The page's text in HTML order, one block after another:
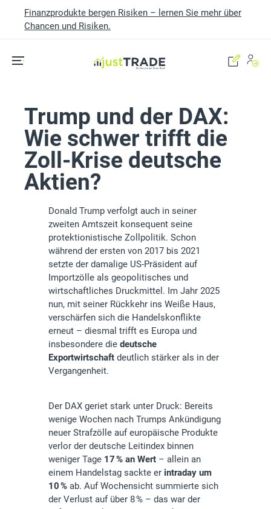
Finanzprodukte bergen Risiken – lernen Sie mehr über
Chancen und Risiken.
Trump und der DAX:
Wie schwer trifft die
Zoll-Krise deutsche
Aktien?
Donald Trump verfolgt auch in seiner
zweiten Amtszeit konsequent seine
protektionistische Zollpolitik. Schon
während der ersten von 2017 bis 2021
setzte der damalige US-Präsident auf
Importzölle als geopolitisches und
wirtschaftliches Druckmittel. Im Jahr 2025
nun, mit seiner Rückkehr ins Weiße Haus,
verschärfen sich die Handelskonflikte
erneut – diesmal trifft es Europa und
insbesondere die deutsche
Exportwirtschaft deutlich stärker als in der
Vergangenheit.
Der DAX geriet stark unter Druck: Bereits
wenige Wochen nach Trumps Ankündigung
neuer Strafzölle auf europäische Produkte
verlor der deutsche Leitindex binnen
weniger Tage 17 % an Wert – allein an
einem Handelstag sackte er intraday um
10 % ab. Auf Wochensicht summierte sich
der Verlust auf über 8 % – das war der